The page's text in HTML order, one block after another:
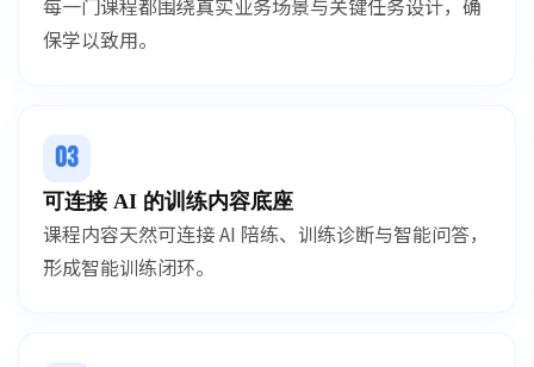
每一门课程都围绕真实业务场景与关键任务设计，确
保学以致用。
03
可连接 AI 的训练内容底座
课程内容天然可连接 AI 陪练、训练诊断与智能问答，
形成智能训练闭环。